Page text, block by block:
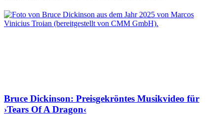
Bruce Dickinson: Preisgekröntes Musikvideo für
›Tears Of A Dragon‹